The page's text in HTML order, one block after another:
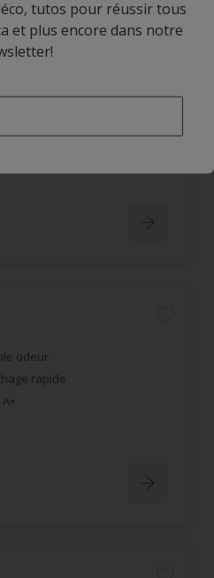
Satin
à la surface du film
perlant
odeur
rapide
tutos pour réussir tous
et plus encore dans notre